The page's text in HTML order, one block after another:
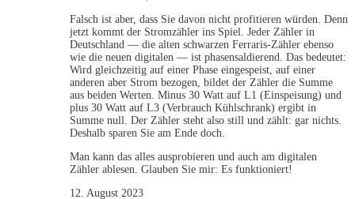
Falsch ist aber, dass Sie davon nicht profitieren würden. Denn
jetzt kommt der Stromzähler ins Spiel. Jeder Zähler in
Deutschland — die alten schwarzen Ferraris-Zähler ebenso
wie die neuen digitalen — ist phasensaldierend. Das bedeutet:
Wird gleichzeitig auf einer Phase eingespeist, auf einer
anderen aber Strom bezogen, bildet der Zähler die Summe
aus beiden Werten. Minus 30 Watt auf L1 (Einspeisung) und
plus 30 Watt auf L3 (Verbrauch Kühlschrank) ergibt in
Summe null. Der Zähler steht also still und zählt: gar nichts.
Deshalb sparen Sie am Ende doch.
Man kann das alles ausprobieren und auch am digitalen
Zähler ablesen. Glauben Sie mir: Es funktioniert!
12. August 2023